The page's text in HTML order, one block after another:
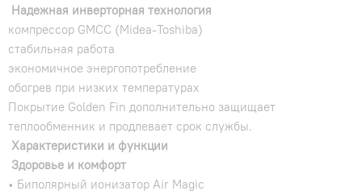
Надежная инверторная технология
компрессор GMCC (Midea-Toshiba)
стабильная работа
экономичное энергопотребление
обогрев при низких температурах
Покрытие Golden Fin дополнительно защищает
теплообменник и продлевает срок службы.
Характеристики и функции
Здоровье и комфорт
• Биполярный ионизатор Air Magic